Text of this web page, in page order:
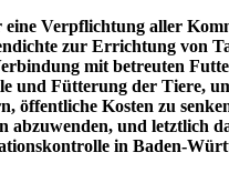
Verpflichtung aller
zur Errichtung von
mit betreuten
und Fütterung der Tiere,
öffentliche Kosten zu
abzuwenden, und letztlich
in Baden-